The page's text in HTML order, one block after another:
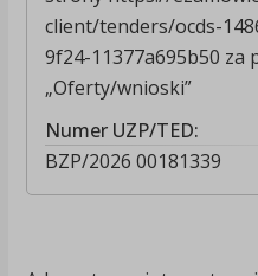
client/tenders/ocds-
9f24-11377a695b50 za
„Oferty/wnioski”
Numer UZP/TED:
BZP/2026 00181339